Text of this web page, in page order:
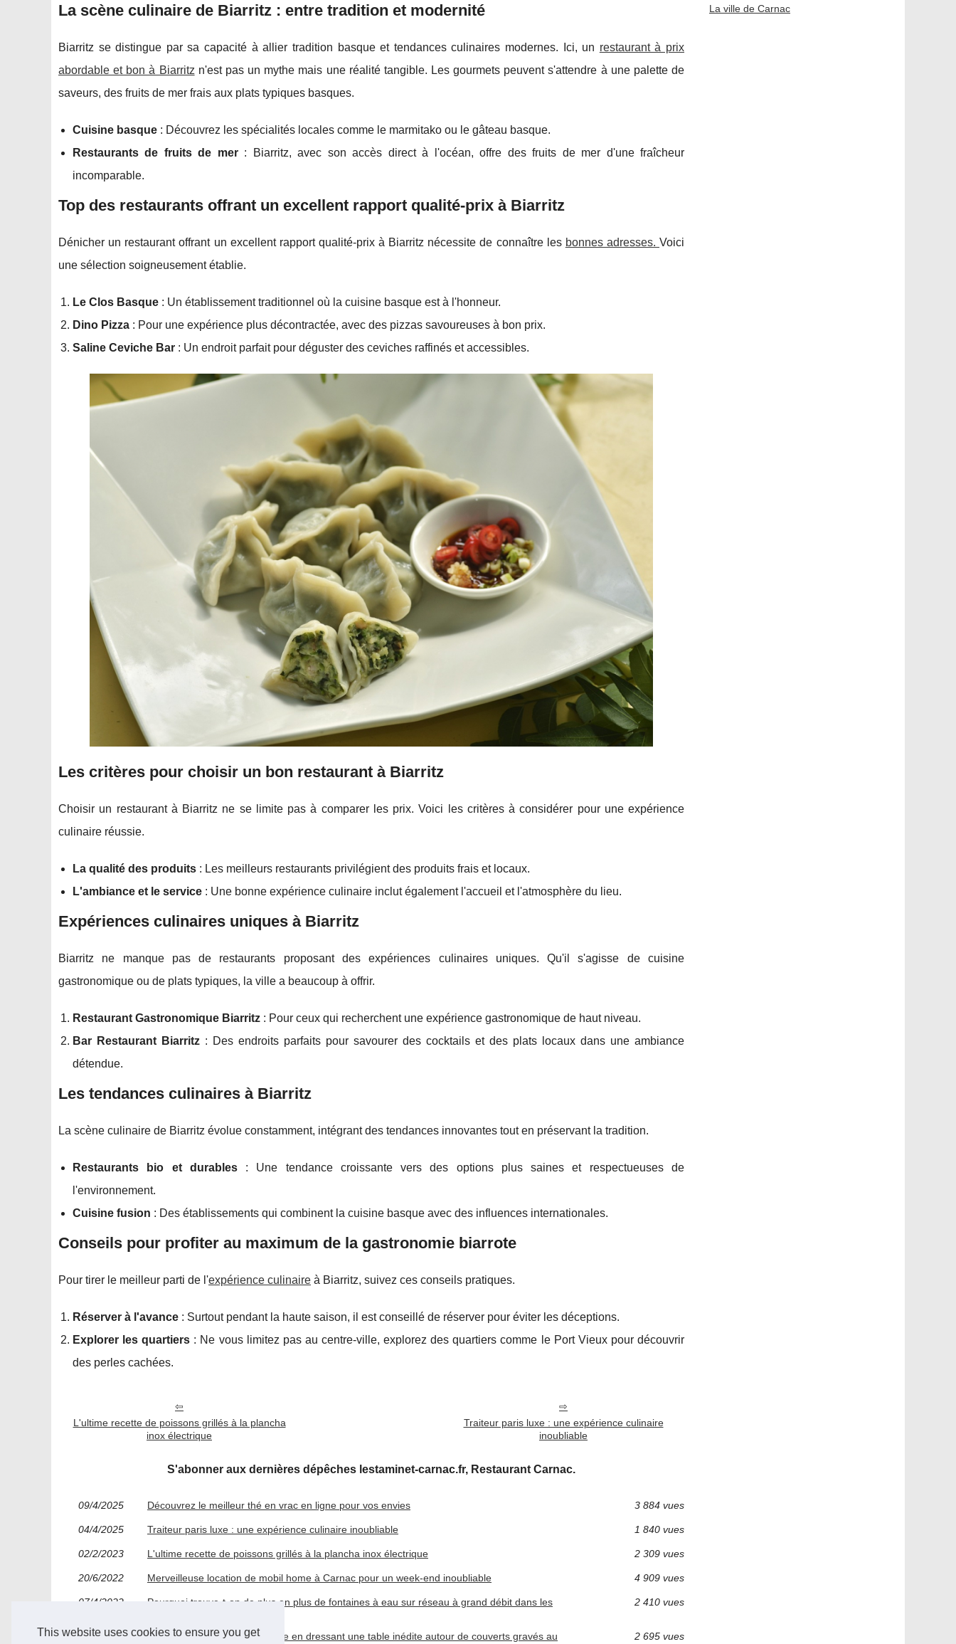
This website uses cookies to ensure you get
La scène culinaire de Biarritz : entre tradition et modernité
Biarritz se distingue par sa capacité à allier tradition basque et tendances culinaires modernes. Ici, un restaurant à prix
abordable et bon à Biarritz n'est pas un mythe mais une réalité tangible. Les gourmets peuvent s'attendre à une palette de
saveurs, des fruits de mer frais aux plats typiques basques.
Cuisine basque : Découvrez les spécialités locales comme le marmitako ou le gâteau basque.
Restaurants de fruits de mer: Biarritz, avec son accès direct à l'océan, offre des fruits de mer d'une fraîcheur
incomparable.
Top des restaurants offrant un excellent rapport qualité-prix à Biarritz
Dénicher un restaurant offrant un excellent rapport qualité-prix à Biarritz nécessite de connaître les bonnes adresses. Voici
une sélection soigneusement établie.
Le Clos Basque : Un établissement traditionnel où la cuisine basque est à l'honneur.
Dino Pizza : Pour une expérience plus décontractée, avec des pizzas savoureuses à bon prix.
Saline Ceviche Bar : Un endroit parfait pour déguster des ceviches raffinés et accessibles.
Les critères pour choisir un bon restaurant à Biarritz
Choisir un restaurant à Biarritz ne se limite pas à comparer les prix. Voici les critères à considérer pour une expérience
culinaire réussie.
La qualité des produits : Les meilleurs restaurants privilégient des produits frais et locaux.
L'ambiance et le service : Une bonne expérience culinaire inclut également l'accueil et l'atmosphère du lieu.
Expériences culinaires uniques à Biarritz
Biarritz ne manque pas de restaurants proposant des expériences culinaires uniques. Qu'il s'agisse de cuisine
gastronomique ou de plats typiques, la ville a beaucoup à offrir.
Restaurant Gastronomique Biarritz : Pour ceux qui recherchent une expérience gastronomique de haut niveau.
Bar Restaurant Biarritz : Des endroits parfaits pour savourer des cocktails et des plats locaux dans une ambiance
détendue.
Les tendances culinaires à Biarritz
La scène culinaire de Biarritz évolue constamment, intégrant des tendances innovantes tout en préservant la tradition.
Restaurants bio et durables: Une tendance croissante vers des options plus saines et respectueuses de
l'environnement.
Cuisine fusion : Des établissements qui combinent la cuisine basque avec des influences internationales.
Conseils pour profiter au maximum de la gastronomie biarrote
Pour tirer le meilleur parti de l'expérience culinaire à Biarritz, suivez ces conseils pratiques.
Réserver à l'avance : Surtout pendant la haute saison, il est conseillé de réserver pour éviter les déceptions.
Explorer les quartiers : Ne vous limitez pas au centre-ville, explorez des quartiers comme le Port Vieux pour découvrir
des perles cachées.
L'ultime recette de poissons grillés à la plancha
inox électrique
Traiteur paris luxe : une expérience culinaire
inoubliable
S'abonner aux dernières dépêches lestaminet-carnac.fr, Restaurant Carnac.
09/4/2025 Découvrez le meilleur thé en vrac en ligne pour vos envies 3 884 vues
04/4/2025 Traiteur paris luxe : une expérience culinaire inoubliable 1 840 vues
02/2/2023 L'ultime recette de poissons grillés à la plancha inox électrique 2 309 vues
20/6/2022 Merveilleuse location de mobil home à Carnac pour un week-end inoubliable 4 909 vues
07/4/2022
Pourquoi trouve-t-on de plus en plus de fontaines à eau sur réseau à grand débit dans les
2 410 vues
04/2/2022
Rendre inoubliable un baptême en dressant une table inédite autour de couverts gravés au
2 695 vues
La ville de Carnac